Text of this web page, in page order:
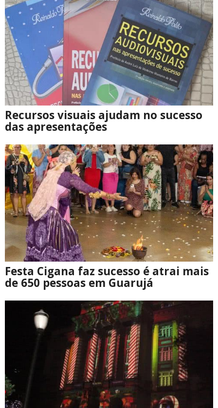
Recursos visuais ajudam no sucesso
das apresentações
Festa Cigana faz sucesso é atrai mais
de 650 pessoas em Guarujá